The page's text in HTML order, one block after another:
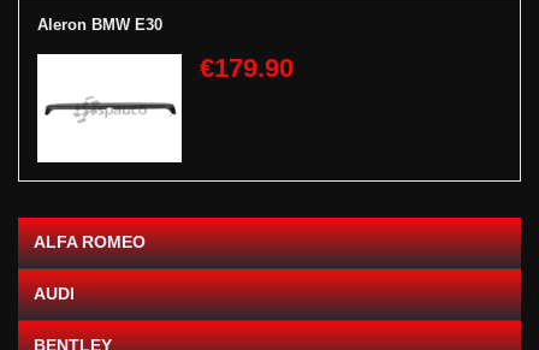
Aleron BMW E30
€179.90
ALFA ROMEO
AUDI
BENTLEY